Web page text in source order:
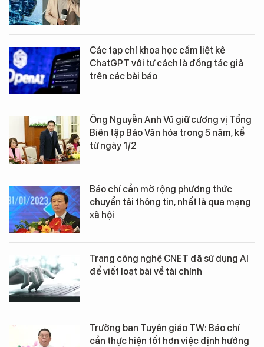
Các tạp chí khoa học cấm liệt kê
ChatGPT với tư cách là đồng tác giả
trên các bài báo
Ông Nguyễn Anh Vũ giữ cương vị Tổng
Biên tập Báo Văn hóa trong 5 năm, kể
từ ngày 1/2
Báo chí cần mở rộng phương thức
chuyển tải thông tin, nhất là qua mạng
xã hội
Trang công nghệ CNET đã sử dụng AI
để viết loạt bài về tài chính
Trưởng ban Tuyên giáo TW: Báo chí
cần thực hiện tốt hơn việc định hướng